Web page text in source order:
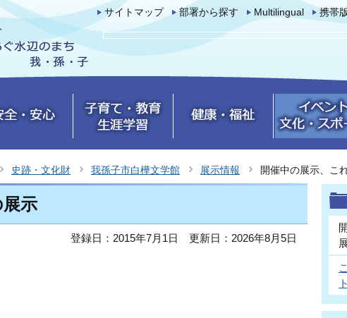
サイトマップ 部署から探す Multilingual 携帯
史跡・文化財 我孫子市白樺文学館 展示情報 開催中の展示、こ
示
登録日：2015年7月1日 更新日：2026年8月5日
ト